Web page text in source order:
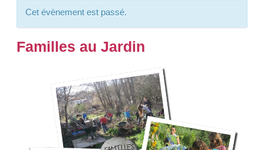
Cet évènement est passé.
Familles au Jardin